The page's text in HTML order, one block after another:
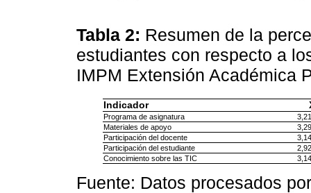
Tabla 2: Resumen de la
estudiantes con respecto a
IMPM Extensión Académica
Indicador
Programa de asignatura
3,21
Materiales de apoyo
3,29
Participación del docente
3,14
Participación del estudiante
2,92
Conocimiento sobre las TIC
3,14
Fuente: Datos procesados